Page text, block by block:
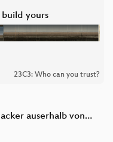
yours
23C3: Who can you trust?
auserhalb von…